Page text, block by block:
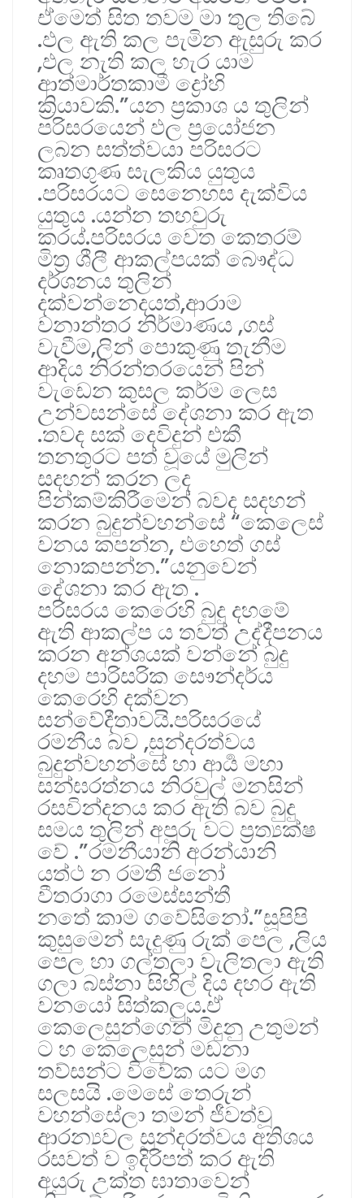
ඒමෙත් සිත තවම මා තුල තිබේ
.ඵල ඇති කල පැමින ඇසුරු කර
,ඵල නැති කල හැර යාම
ආත්මාර්තකාමී ද්‍රෝහි
ක්‍රියාවකි.”යන ප්‍රකාශ ය තුලින්
පරිසරයෙන් ඵල ප්‍රයෝජන
ලබන සත්ත්වයා පරිසරට
කෘතගුණ සැලකිය යුතුය
.පරිසරයට සෙනෙහස දැක්විය
යුතුය .යන්න තහවුරු
කරය්.පරිසරය වෙත කෙතරම්
මිත්‍ර ශීලී ආකල්පයක් බෞද්ධ
දර්ශනය තුලින්
දක්වන්නෙදයත්,ආරාම
වනාන්තර නිර්මාණය ,ගස්
වැවීම,ලින් පොකුණු තැනීම
ආදිය නිරන්තරයෙන් පින්
වැඩෙන කුසල කර්ම ලෙස
උන්වසන්සේ දේශනා කර ඇත
.තවද සක් දෙවිදුන් එකී
තනතුරට පත් වූයේ මුලින්
සදහන් කරන ලද
පින්කම්කිරීමෙන් බවද සදහන්
කරන බුදුන්වහන්සේ “කෙලෙස්
වනය කපන්න, එහෙත් ගස්
නොකපන්න.”යනුවෙන්
දේශනා කර ඇත .
පරිසරය කෙරෙහි බුදු දහමේ
ඇති ආකල්ප ය තවත් උද්දීපනය
කරන අන්ශයක් වන්නේ බුදු
දහම පාරිසරික සෞන්දර්ය
කෙරෙහි දක්වන
සන්වේදීතාවයි.පරිසරයේ
රමනීය බව ,සුන්දරත්වය
බුදුන්වහන්සේ හා ආර්‍ය මහා
සන්ඝරත්නය නිරවුල් මනසින්
රසවින්දනය කර ඇති බව බුදු
සමය තුලින් අපූරු වට ප්‍රත්‍යක්ෂ
වේ .”රමනීයානි අරන්යානි
යත්ථ න රමතී ජනෝ
වීතරාගා රමෙස්සන්තී
නතේ කාම ගවේසිනෝ.”සූපිපි
කුසුමෙන් සැදුණු රුක් පෙල ,ලිය
පෙල හා ගල්තලා වැලිතලා ඇති
ගලා බස්නා සිහිල් දිය දහර ඇති
වනයෝ සිත්කලුය.ඒ
කෙලෙසුන්ගෙන් මිදුනු උතුමන්
ට හ කෙලෙසුන් මඩනා
තව්සන්ට විවේක යට මග
සලසයි .මෙසේ තෙරුන්
වහන්සේලා තමන් ජීවත්වූ
ආරන්‍යවල සුන්දරත්වය අතිශය
රසවත් ව ඉදිරිපත් කර ඇති
අයුරු උක්ත ඝාතාවෙන්